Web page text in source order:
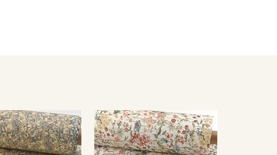
месте, не пересушивать;
режим.
цвета ткани в зависимости от настроек вашего